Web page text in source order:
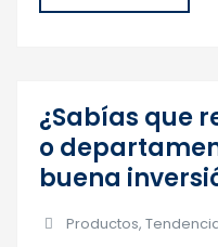
¿Sabías que
o
buena
Productos,